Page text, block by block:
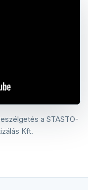
a STASTO-
Kft.